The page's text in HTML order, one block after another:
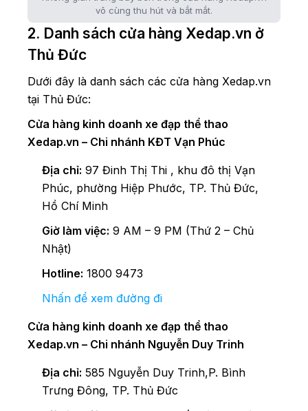
vô cùng thu hút và bắt mắt.
2. Danh sách cửa hàng Xedap.vn ở
Thủ Đức
Dưới đây là danh sách các cửa hàng Xedap.vn
tại Thủ Đức:
Cửa hàng kinh doanh xe đạp thể thao
Xedap.vn – Chi nhánh KĐT Vạn Phúc
Địa chỉ: 97 Đinh Thị Thi , khu đô thị Vạn
Phúc, phường Hiệp Phước, TP. Thủ Đức,
Hồ Chí Minh
Giờ làm việc: 9 AM – 9 PM (Thứ 2 – Chủ
Nhật)
Hotline: 1800 9473
Nhấn để xem đường đi
Cửa hàng kinh doanh xe đạp thể thao
Xedap.vn – Chi nhánh Nguyễn Duy Trinh
Địa chỉ: 585 Nguyễn Duy Trinh,P. Bình
Trưng Đông, TP. Thủ Đức